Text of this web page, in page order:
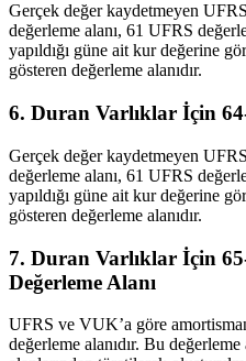
Gerçek değer kaydetmeyen
değerleme alanı, 61 UFRS
yapıldığı güne ait kur değerine
gösteren değerleme alanıdır.
6. Duran Varlıklar İçin
Gerçek değer kaydetmeyen
değerleme alanı, 61 UFRS
yapıldığı güne ait kur değerine
gösteren değerleme alanıdır.
7. Duran Varlıklar İçin
Değerleme Alanı
UFRS ve VUK’a göre
değerleme alanıdır. Bu